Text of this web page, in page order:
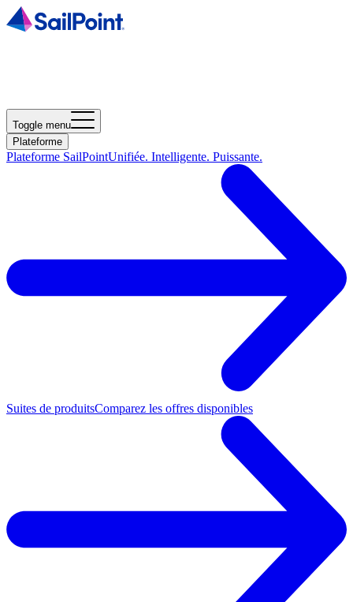
Toggle menu
Plateforme
Plateforme SailPointUnifiée. Intelligente. Puissante.
Suites de produitsComparez les offres disponibles